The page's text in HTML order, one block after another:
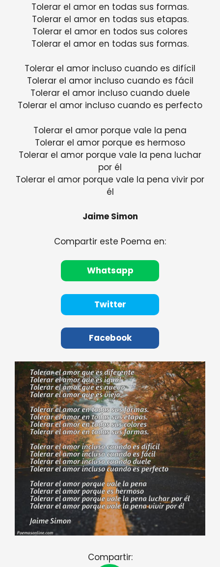
Tolerar el amor en todas sus formas.
Tolerar el amor en todas sus etapas.
Tolerar el amor en todos sus colores
Tolerar el amor en todas sus formas.
Tolerar el amor incluso cuando es difícil
Tolerar el amor incluso cuando es fácil
Tolerar el amor incluso cuando duele
Tolerar el amor incluso cuando es perfecto
Tolerar el amor porque vale la pena
Tolerar el amor porque es hermoso
Tolerar el amor porque vale la pena luchar
por él
Tolerar el amor porque vale la pena vivir por
él
Jaime Simon
Compartir este Poema en:
Whatsapp
Twitter
Facebook
Compartir: